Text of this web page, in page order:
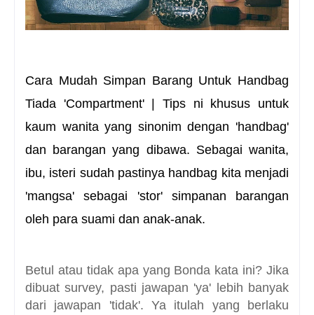
Cara Mudah Simpan Barang Untuk Handbag
Tiada 'Compartment' | Tips ni khusus untuk
kaum wanita yang sinonim dengan 'handbag'
dan barangan yang dibawa. Sebagai wanita,
ibu, isteri sudah pastinya handbag kita menjadi
'mangsa' sebagai 'stor' simpanan barangan
oleh para suami dan anak-anak.
Betul atau tidak apa yang Bonda kata ini? Jika
dibuat survey, pasti jawapan 'ya' lebih banyak
dari jawapan 'tidak'. Ya itulah yang berlaku